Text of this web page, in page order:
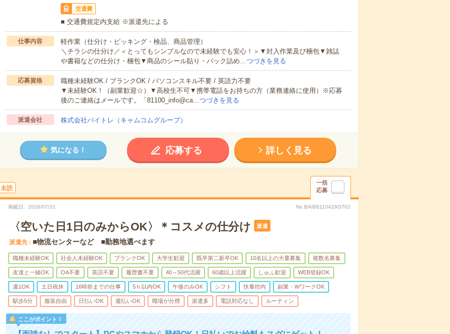
交通費
■ 交通費規定内支給 ※派遣先による
仕事内容
軽作業（仕分け・ピッキング・検品、商品管理）
＼チラシの仕分け／＜とってもシンプルなので未経験でも安心！＞▼封入作業及び梱包▼雑誌
や書籍などの仕分け・梱包▼商品のシール貼り・パック詰め…つづきを見る
応募資格
職種未経験OK / ブランクOK / パソコンスキル不要 / 英語力不要
▼未経験OK！（副業歓迎☆）▼高校生不可▼携帯電話をお持ちの方（業務連絡に使用）※応募
後のご連絡はメールです。「81100_info@ca…つづきを見る
派遣会社 株式会社バイトレ（キャムコムグループ）
気になる！ 応募する 詳しく見る
未読
一括
応募
掲載日 2026/07/31 No.BAIB8110428GT02
〈空いた日1日のみからOK〉＊コスメの仕分け 派遣
派遣先 ■物流センターなど ■勤務地選べます
職種未経験OK 社会人未経験OK ブランクOK 大学生歓迎 既卒第二新卒OK 10名以上の大量募集 複数名募集
友達と一緒OK OA不要 英語不要 履歴書不要 40～50代活躍 60歳以上活躍 しゅふ歓迎 WEB登録OK
週1OK 土日祝休 16時前までの仕事 5ｈ以内OK 午後のみOK シフト 扶養控内 副業・WワークOK
駅歩5分 服装自由 日払いOK 週払いOK 職場が分煙 派遣多 電話対応なし ルーティン
ここがポイント！